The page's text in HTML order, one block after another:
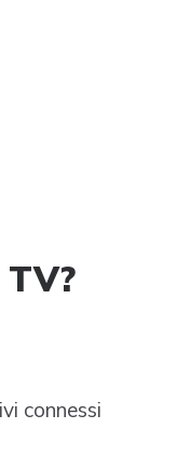
connessi